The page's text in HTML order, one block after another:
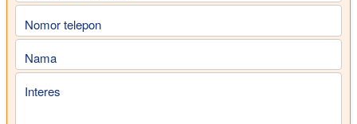
Nomor telepon
Nama
Interes